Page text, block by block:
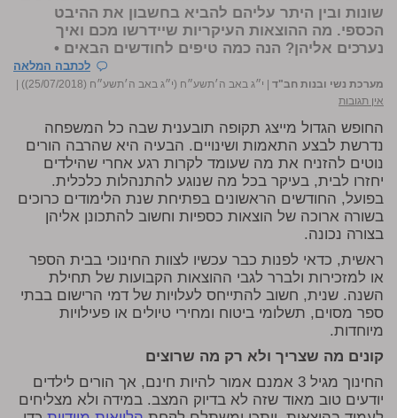
שונות ובין היתר עליהם להביא בחשבון את ההיבט
הכספי. מה ההוצאות העיקריות שיידרשו מכם ואיך
נערכים אליהן? הנה כמה טיפים לחודשים הבאים •
לכתבה המלאה
מערכת נשי ובנות חב"ד י״ג באב ה׳תשע״ח (י״ג באב ה׳תשע״ח (25/07/2018))
אין תגובות
החופש הגדול מייצג תקופה תובענית שבה כל המשפחה
נדרשת לבצע התאמות ושינויים. הבעיה היא שהרבה הורים
נוטים להזניח את מה שעומד לקרות רגע אחרי שהילדים
יחזרו לבית, בעיקר בכל מה שנוגע להתנהלות כלכלית.
בפועל, החודשים הראשונים בפתיחת שנת הלימודים כרוכים
בשורה ארוכה של הוצאות כספיות וחשוב להתכונן אליהן
בצורה נכונה.
ראשית, כדאי לפנות כבר עכשיו לצוות החינוכי בבית הספר
או למזכירות ולברר לגבי ההוצאות הקבועות של תחילת
השנה. שנית, חשוב להתייחס לעלויות של דמי הרישום בבתי
ספר מסוים, תשלומי ביטוח ומחירי טיולים או פעילויות
מיוחדות.
קונים מה שצריך ולא רק מה שרוצים
החינוך מגיל 3 אמנם אמור להיות חינם, אך הורים לילדים
יודעים טוב מאוד שזה לא בדיוק המצב. במידה ולא מצליחים